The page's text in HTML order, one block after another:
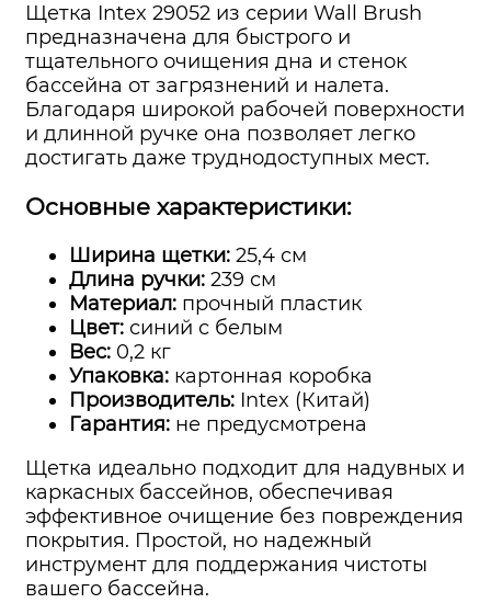
Щетка Intex 29052 из серии Wall Brush
предназначена для быстрого и
тщательного очищения дна и стенок
бассейна от загрязнений и налета.
Благодаря широкой рабочей поверхности
и длинной ручке она позволяет легко
достигать даже труднодоступных мест.
Основные характеристики:
Ширина щетки: 25,4 см
Длина ручки: 239 см
Материал: прочный пластик
Цвет: синий с белым
Вес: 0,2 кг
Упаковка: картонная коробка
Производитель: Intex (Китай)
Гарантия: не предусмотрена
Щетка идеально подходит для надувных и
каркасных бассейнов, обеспечивая
эффективное очищение без повреждения
покрытия. Простой, но надежный
инструмент для поддержания чистоты
вашего бассейна.